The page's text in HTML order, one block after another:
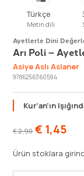
Türkçe
Metin dili
Ayetlerle Dini
Arı Poli –
Asiye Aslı Aslaner
9786256360594
Kur’an’ın
€2,90 € 1,45
Ürün stoklara